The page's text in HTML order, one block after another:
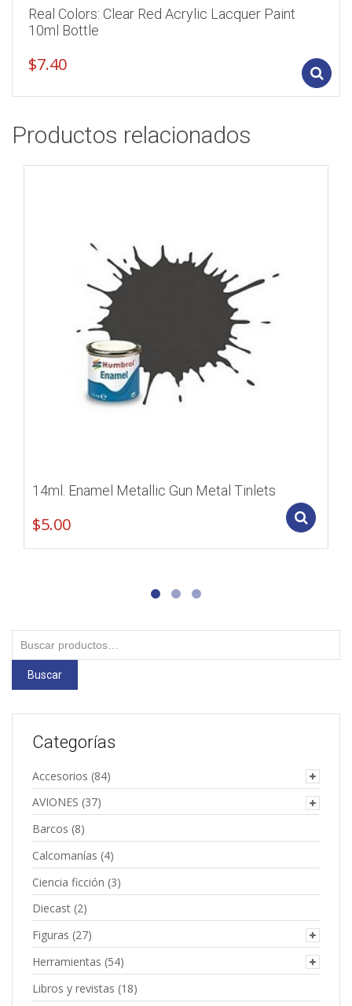
Real Colors: Clear Red Acrylic Lacquer Paint
10ml Bottle
$7.40
Productos relacionados
14ml. Enamel Metallic Gun Metal Tinlets
$5.00
Buscar
por:
Buscar
Categorías
Accesorios (84)
AVIONES (37)
Barcos (8)
Calcomanías (4)
Ciencia ficción (3)
Diecast (2)
Figuras (27)
Herramientas (54)
Libros y revistas (18)